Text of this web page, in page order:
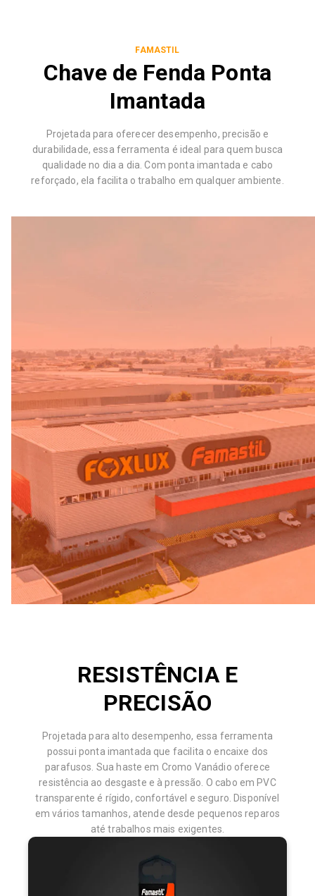
FAMASTIL
Chave de Fenda Ponta
Imantada
Projetada para oferecer desempenho, precisão e
durabilidade, essa ferramenta é ideal para quem busca
qualidade no dia a dia. Com ponta imantada e cabo
reforçado, ela facilita o trabalho em qualquer ambiente.
RESISTÊNCIA E
PRECISÃO
Projetada para alto desempenho, essa ferramenta
possui ponta imantada que facilita o encaixe dos
parafusos. Sua haste em Cromo Vanádio oferece
resistência ao desgaste e à pressão. O cabo em PVC
transparente é rígido, confortável e seguro. Disponível
em vários tamanhos, atende desde pequenos reparos
até trabalhos mais exigentes.